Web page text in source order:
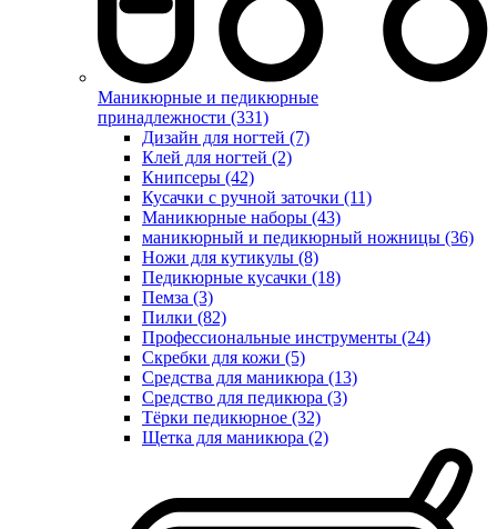
Маникюрные и педикюрные
принадлежности (331)
Дизайн для ногтей (7)
Клей для ногтей (2)
Книпсеры (42)
Кусачки с ручной заточки (11)
Маникюрные наборы (43)
маникюрный и педикюрный ножницы (36)
Ножи для кутикулы (8)
Педикюрные кусачки (18)
Пемза (3)
Пилки (82)
Профессиональные инструменты (24)
Скребки для кожи (5)
Средства для маникюра (13)
Средство для педикюра (3)
Тёрки педикюрное (32)
Щетка для маникюра (2)